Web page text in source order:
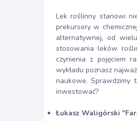
Lek roślinny stanowi
prekursory w
alternatywnej, od
stosowania leków
czynienia z pojęciem
wykładu poznasz
naukowe. Sprawdzimy
inwestować?
Łukasz Waligórski